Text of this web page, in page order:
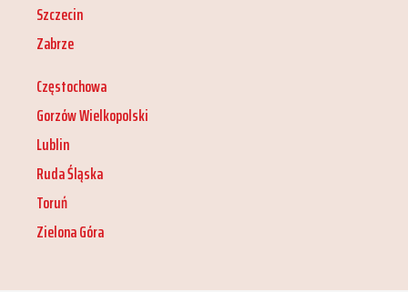
Szczecin
Zabrze
Częstochowa
Gorzów Wielkopolski
Lublin
Ruda Śląska
Toruń
Zielona Góra